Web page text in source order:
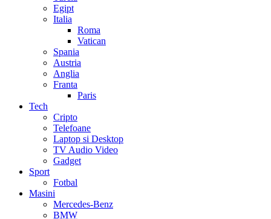
Egipt
Italia
Roma
Vatican
Spania
Austria
Anglia
Franta
Paris
Tech
Cripto
Telefoane
Laptop si Desktop
TV Audio Video
Gadget
Sport
Fotbal
Masini
Mercedes-Benz
BMW